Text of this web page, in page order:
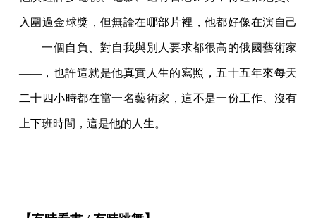
入圍過金球獎，但無論在哪部片裡，他都好像在演自己
——一個自負、對自我與別人要求都很高的俄國藝術家
——，也許這就是他真實人生的寫照，五十五年來每天
二十四小時都在當一名藝術家，這不是一份工作、沒有
上下班時間，這是他的人生。